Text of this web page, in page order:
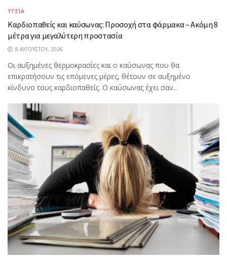
ΥΓΕΙΑ
Καρδιοπαθείς και καύσωνας: Προσοχή στα φάρμακα – Ακόμη 8
μέτρα για μεγαλύτερη προστασία
8 ΑΥΓΟΎΣΤΟΥ, 2026
Οι αυξημένες θερμοκρασίες και ο καύσωνας που θα
επικρατήσουν τις επόμενες μέρες, θέτουν σε αυξημένο
κίνδυνο τους καρδιοπαθείς. Ο καύσωνας έχει σαν...